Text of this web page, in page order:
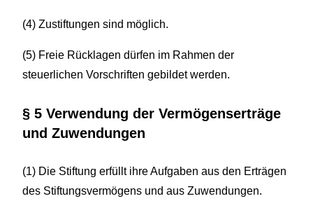
(4) Zustiftungen sind möglich.
(5) Freie Rücklagen dürfen im Rahmen der
steuerlichen Vorschriften gebildet werden.
§ 5 Verwendung der Vermögenserträge
und Zuwendungen
(1) Die Stiftung erfüllt ihre Aufgaben aus den Erträgen
des Stiftungsvermögens und aus Zuwendungen.